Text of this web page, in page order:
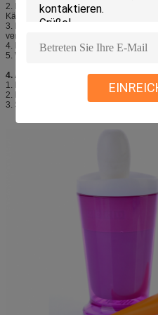
2. Dieses Produkt hat eine hohe
Kältehaltung aus.
3. Dieses Produkt kann sicher und
verwendet werden.
4. Dieses Produkt kann wiederholt
5. Verschiedene Formen, Größen und
4. Anwendung:
1. Für medizinische Behandlungen
2. Für Langstrecken-Kühllagerung und
3. Strom sparen und kalt halten